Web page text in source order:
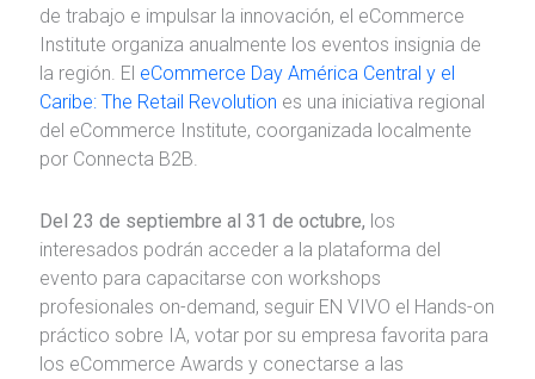
de trabajo e impulsar la innovación, el eCommerce
Institute organiza anualmente los eventos insignia de
la región. El eCommerce Day América Central y el
Caribe: The Retail Revolution es una iniciativa regional
del eCommerce Institute, coorganizada localmente
por Connecta B2B.
Del 23 de septiembre al 31 de octubre, los
interesados podrán acceder a la plataforma del
evento para capacitarse con workshops
profesionales on-demand, seguir EN VIVO el Hands-on
práctico sobre IA, votar por su empresa favorita para
los eCommerce Awards y conectarse a las